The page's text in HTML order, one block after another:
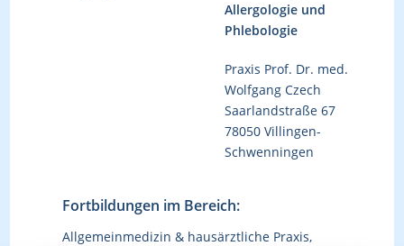
Allergologie und
Phlebologie
Praxis Prof. Dr. med.
Wolfgang Czech
Saarlandstraße 67
78050 Villingen-
Schwenningen
Fortbildungen im Bereich:
Allgemeinmedizin & hausärztliche Praxis,